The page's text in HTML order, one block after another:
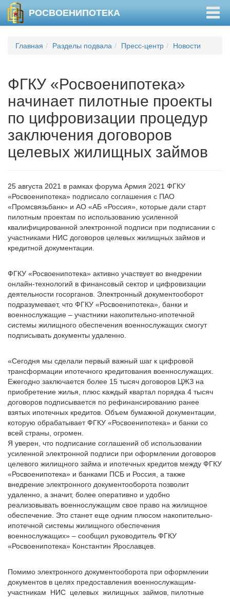
РОСВОЕНИПОТЕКА
Главная Разделы подвала Пресс-центр Новости
ФГКУ «Росвоенипотека»
начинает пилотные проекты
по цифровизации процедур
заключения договоров
целевых жилищных займов
25 августа 2021 в рамках форума Армия 2021 ФГКУ
«Росвоенипотека» подписало соглашения с ПАО
«Промсвязьбанк» и АО «АБ «Россия», которые дали старт
пилотным проектам по использованию усиленной
квалифицированной электронной подписи при подписании с
участниками НИС договоров целевых жилищных займов и
кредитной документации.
ФГКУ «Росвоенипотека» активно участвует во внедрении
онлайн-технологий в финансовый сектор и цифровизации
деятельности госорганов. Электронный документооборот
подразумевает, что ФГКУ «Росвоенипотека», банки и
военнослужащие – участники накопительно-ипотечной
системы жилищного обеспечения военнослужащих смогут
подписывать документы удаленно.
«Сегодня мы сделали первый важный шаг к цифровой
трансформации ипотечного кредитования военнослужащих.
Ежегодно заключается более 15 тысяч договоров ЦЖЗ на
приобретение жилья, плюс каждый квартал порядка 4 тысяч
договоров подписывается по рефинансированию ранее
взятых ипотечных кредитов. Объем бумажной документации,
которую обрабатывает ФГКУ «Росвоенипотека» и банки со
всей страны, огромен.
Я уверен, что подписание соглашений об использовании
усиленной электронной подписи при оформлении договоров
целевого жилищного займа и ипотечных кредитов между ФГКУ
«Росвоенипотека» и банками ПСБ и Россия, а также
внедрение электронного документооборота позволит
удаленно, а значит, более оперативно и удобно
реализовывать военнослужащим свое право на жилищное
обеспечение. Это станет еще одним плюсом накопительно-
ипотечной системы жилищного обеспечения
военнослужащих» – сообщил руководитель ФГКУ
«Росвоенипотека» Константин Ярославцев.
Помимо электронного документооборота при оформлении
документов в целях предоставления военнослужащим-
участникам НИС целевых жилищных займов, пилотные